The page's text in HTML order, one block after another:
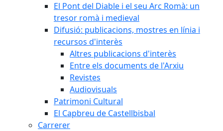
El Pont del Diable i el seu Arc Romà: un
tresor romà i medieval
Difusió: publicacions, mostres en línia i
recursos d'interès
Altres publicacions d'interès
Entre els documents de l'Arxiu
Revistes
Audiovisuals
Patrimoni Cultural
El Capbreu de Castellbisbal
Carrerer